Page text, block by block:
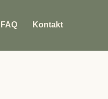
FAQ Kontakt